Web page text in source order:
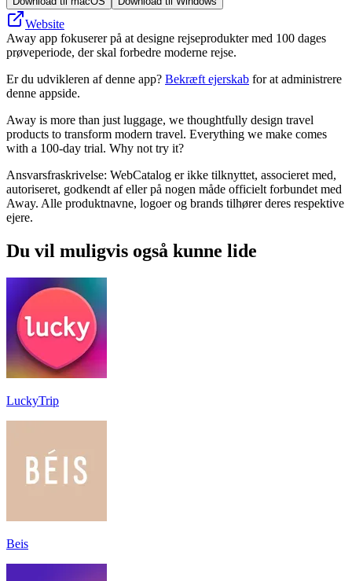
Website
Away app fokuserer på at designe rejseprodukter med 100 dages
prøveperiode, der skal forbedre moderne rejse.
Er du udvikleren af denne app? Bekræft ejerskab for at administrere
denne appside.
Away is more than just luggage, we thoughtfully design travel
products to transform modern travel. Everything we make comes
with a 100-day trial. Why not try it?
Ansvarsfraskrivelse: WebCatalog er ikke tilknyttet, associeret med,
autoriseret, godkendt af eller på nogen måde officielt forbundet med
Away. Alle produktnavne, logoer og brands tilhører deres respektive
ejere.
Du vil muligvis også kunne lide
LuckyTrip
Beis